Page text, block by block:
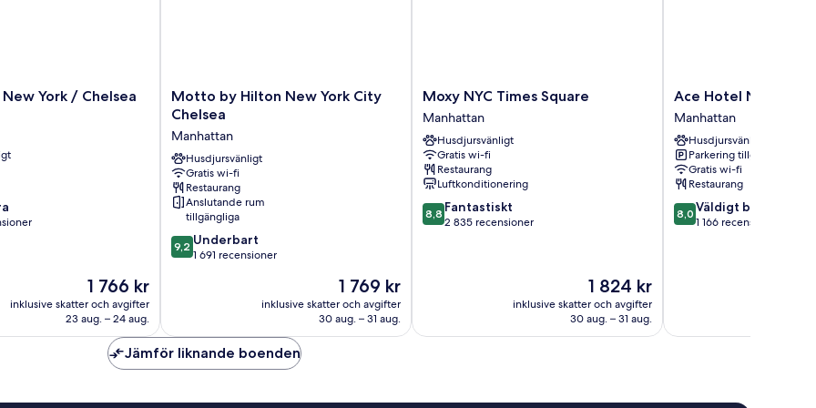
York / Chelsea
Priset
är
1 766 kr
1 766 kr
inklusive skatter och avgifter
23 aug. – 24 aug.
Motto
by
New
York
City
Chelsea
Manhattan
Motto by Hilton New York City
Chelsea
Manhattan
Husdjursvänligt
Gratis wi-fi
Restaurang
Anslutande rum
tillgängliga
9.2
av
1 691 recensioner
9,2 Underbart
1 691 recensioner
Priset
är
1 769 kr
1 769 kr
inklusive skatter och avgifter
30 aug. – 31 aug.
Moxy
NYC
Times
Square
Manhattan
Moxy NYC Times Square
Manhattan
Husdjursvänligt
Gratis wi-fi
Restaurang
Luftkonditionering
8.8
av
8,8 Fantastiskt
2 835 recensioner
Priset
är
1 824 kr
1 824 kr
inklusive skatter och avgifter
30 aug. – 31 aug.
Ace
Hotel
New
York
Manhattan
Ace Hotel New York
Manhattan
Husdjursvänligt
Parkering tillgänglig
Gratis wi-fi
Restaurang
8.0
av
8,0 Väldigt bra
1 166 recensioner
Jämför liknande boenden